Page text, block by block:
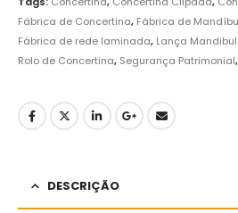
Fábrica de Concertina, Fábrica de
Fábrica de rede laminada, Lança
Rolo de Concertina, Segurança Patrimonial,
DESCRIÇÃO